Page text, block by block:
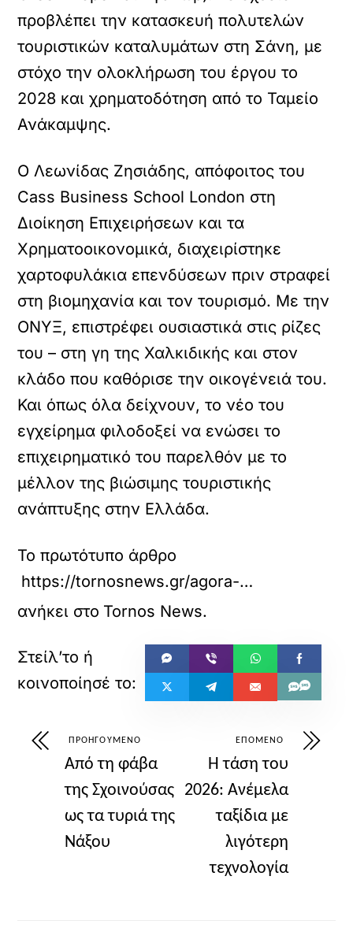
προβλέπει την κατασκευή πολυτελών
τουριστικών καταλυμάτων στη Σάνη, με
στόχο την ολοκλήρωση του έργου το
2028 και χρηματοδότηση από το Ταμείο
Ανάκαμψης.
Ο Λεωνίδας Ζησιάδης, απόφοιτος του
Cass Business School London στη
Διοίκηση Επιχειρήσεων και τα
Χρηματοοικονομικά, διαχειρίστηκε
χαρτοφυλάκια επενδύσεων πριν στραφεί
στη βιομηχανία και τον τουρισμό. Με την
ΟΝΥΞ, επιστρέφει ουσιαστικά στις ρίζες
του – στη γη της Χαλκιδικής και στον
κλάδο που καθόρισε την οικογένειά του.
Και όπως όλα δείχνουν, το νέο του
εγχείρημα φιλοδοξεί να ενώσει το
επιχειρηματικό του παρελθόν με το
μέλλον της βιώσιμης τουριστικής
ανάπτυξης στην Ελλάδα.
Το πρωτότυπο άρθρο
https://tornosnews.gr/agora-epixeiriseis/%CE%BF%CE%BD%CF%85%CE%BE-%CF%84%CE%BF%CF%85%CF%81%CE%B9%CF%83%CF%84%CE%B9%CE%BA%CE%AE-%CE%B1%CF%80%CF%8C-%CF%84%CE%BF%CE%BD-%CF%84%CE%BF%CF%85%CF%81%CE%B9%CF%83%CE%BC%CF%8C-%CF%83%CF%84%CE%B1-%CE%BC.html
ανήκει στο Tornos News.
ΠΡΟΗΓΟΎΜΕΝΟ
Από τη φάβα
της Σχοινούσας
ως τα τυριά της
Νάξου
ΕΠΌΜΕΝΟ
Η τάση του
2026: Ανέμελα
ταξίδια με
λιγότερη
τεχνολογία